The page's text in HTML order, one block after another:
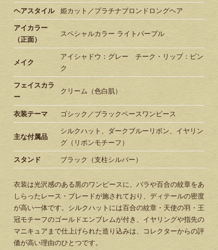
ヘアスタイル 姫カット／プラチナブロンドロングヘア
アイカラー
（正面）
スペシャルカラー ライトパープル
メイク
アイシャドウ：グレー チーク・リップ：ピン
ク
フェイスカラ
ー
クリーム（色白肌）
衣装テーマ ゴシック／ブラックベースワンピース
主な付属品
シルクハット、ダークブルーリボン、イヤリン
グ（リボンモチーフ）
スタンド ブラック（支柱シルバー）
衣装は光沢感のある黒のワンピースに、バラや百合の紋章をあ
しらったレース・ブレードが施されており、ディテールの密度
が高い一体です。シルクハットには百合の紋章・天使の羽・王
冠モチーフのゴールドエンブレムが付き、イヤリングや指先の
マニキュアまで仕上げられた造り込みは、コレクターからの評
価が高い理由のひとつです。